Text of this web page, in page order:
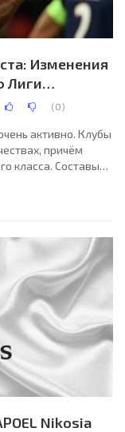
Изменения
Лиги
(0)
активно. Клубы
причём
класса. Составы
получилось не у
3 изменения в
изменений в
Nikosia